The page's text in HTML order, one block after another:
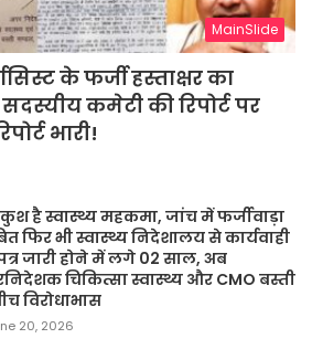
MainSlide
के फर्जी हस्ताक्षर का
कमेटी की रिपोर्ट पर
भारी!
है स्वास्थ्य महकमा, जांच में फर्जीवाड़ा
फिर भी स्वास्थ्य निदेशालय से कार्यवाही
जारी होने में लगे 02 साल, अब
चिकित्सा स्वास्थ्य और CMO बस्ती
विरोधाभास
20, 2026